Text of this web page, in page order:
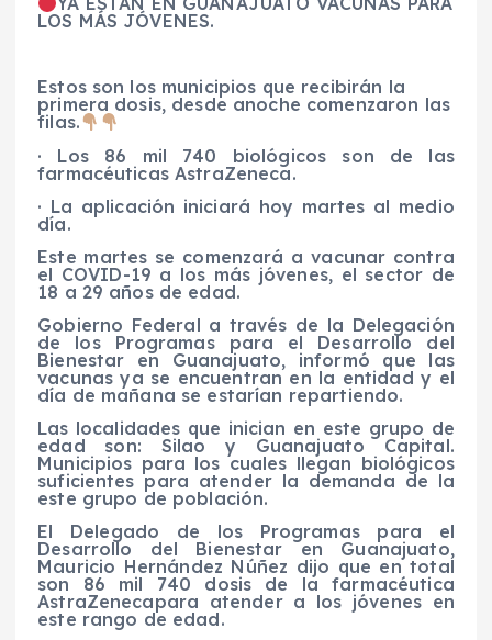
LOS MÁS JÓVENES.
Estos son los municipios que recibirán la
primera dosis, desde anoche comenzaron las
filas.
·
Los 86 mil 740 biológicos son de las
farmacéuticasAstraZeneca.
· La aplicación iniciará hoy martes al medio
día.
Este martes se comenzará a vacunar contra
el COVID-19 a los más jóvenes, el sector de
18 a 29 años de edad.
Gobierno Federal a través de la Delegación
de los Programas para el Desarrollo del
Bienestar en Guanajuato, informó que las
vacunas ya se encuentran en la entidad y el
día de mañana se estarían repartiendo.
Las localidades que inician en este grupo de
edad son: Silao y Guanajuato Capital.
Municipios para los cuales llegan biológicos
suficientes para atender la demanda de la
este grupo de población.
El Delegado de los Programas para el
Desarrollo del Bienestar en Guanajuato,
Mauricio Hernández Núñez dijo que en total
son 86 mil 740 dosis
de la farmacéutica
AstraZenecapara atender a los jóvenes en
este rango de edad.